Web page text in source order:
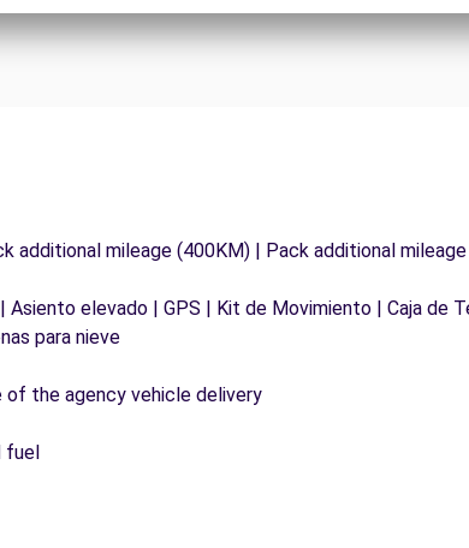
additional mileage (400KM) | Pack additional
elevado | GPS | Kit de Movimiento | Caja de
para nieve
the agency vehicle delivery
fuel